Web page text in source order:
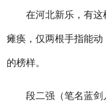
在河北新乐，有这
瘫痪，仅两根手指能
的榜样。
段二强（笔名蓝剑